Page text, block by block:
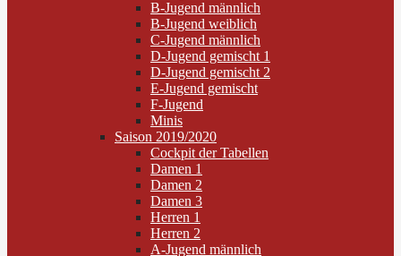
B-Jugend männlich
B-Jugend weiblich
C-Jugend männlich
D-Jugend gemischt 1
D-Jugend gemischt 2
E-Jugend gemischt
F-Jugend
Minis
Saison 2019/2020
Cockpit der Tabellen
Damen 1
Damen 2
Damen 3
Herren 1
Herren 2
A-Jugend männlich